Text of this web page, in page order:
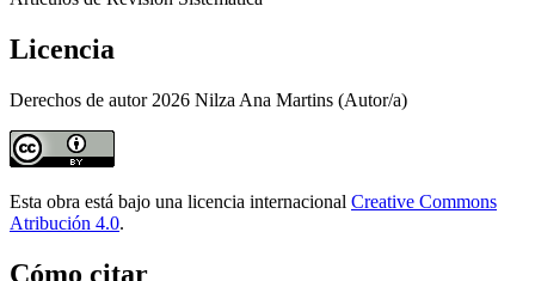
Licencia
Derechos de autor 2026 Nilza Ana Martins (Autor/a)
Esta obra está bajo una licencia internacional Creative Commons
Atribución 4.0.
Cómo citar